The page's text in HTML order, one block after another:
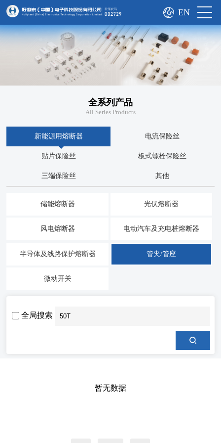
EN
全系列产品
All Series Products
新能源用熔断器 电流保险丝
贴片保险丝 板式螺栓保险丝
三端保险丝 其他
储能熔断器 光伏熔断器
风电熔断器 电动汽车及充电桩熔断器
半导体及线路保护熔断器 管夹/管座
微动开关
全局搜索
暂无数据